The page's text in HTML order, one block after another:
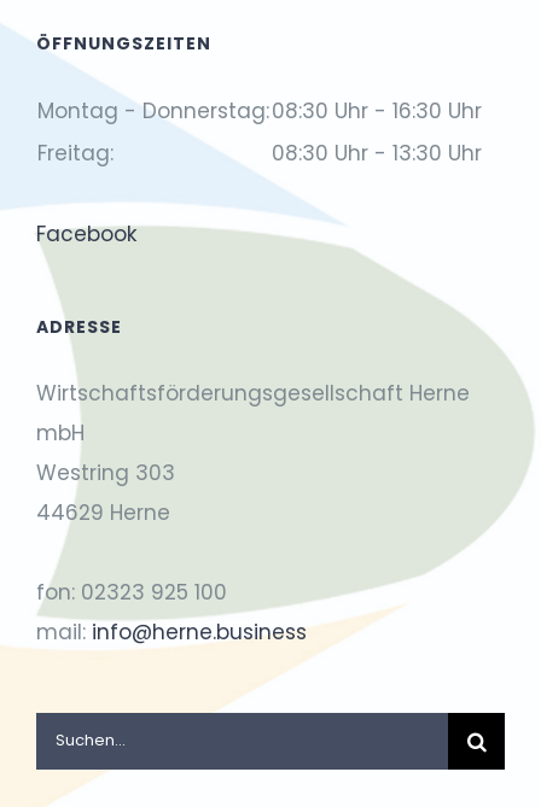
ÖFFNUNGSZEITEN
Montag - Donnerstag:08:30 Uhr - 16:30 Uhr
Freitag:
08:30 Uhr - 13:30 Uhr
Facebook
ADRESSE
Wirtschaftsförderungsgesellschaft Herne
mbH
Westring 303
44629 Herne
fon: 02323 925 100
mail: info@herne.business
Suche
nach: